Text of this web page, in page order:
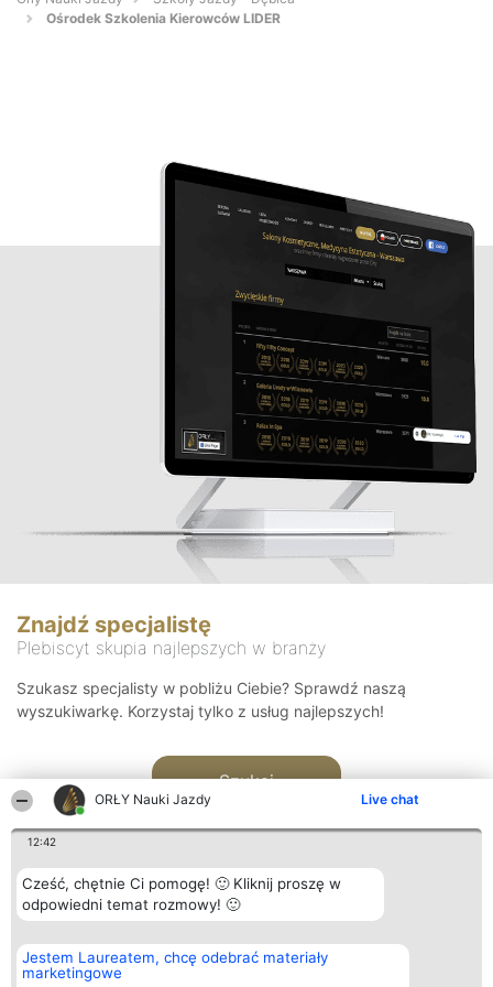
ORŁY Nauki Jazdy Live chat
12:42
Cześć, chętnie Ci pomogę! 🙂 Kliknij proszę w
odpowiedni temat rozmowy! 🙂
Jestem Laureatem, chcę odebrać materiały
marketingowe
Ośrodek Szkolenia Kierowców LIDER
Znajdź specjalistę
Plebiscyt skupia najlepszych w branży
Szukasz specjalisty w pobliżu Ciebie? Sprawdź naszą
wyszukiwarkę. Korzystaj tylko z usług najlepszych!
Szukaj
Organizator plebiscytu
Bright Side Solutions sp. z o.
o. sp. k.
Plebiscyt
Laureaci
Kontakt
Kontakt